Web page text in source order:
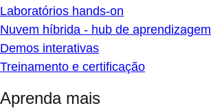
Laboratórios hands-on
Nuvem híbrida - hub de aprendizagem
Demos interativas
Treinamento e certificação
Aprenda mais